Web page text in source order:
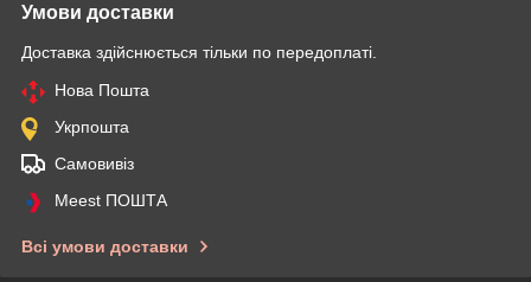
Умови доставки
Доставка здійснюється тільки по передоплаті.
Нова Пошта
Укрпошта
Самовивіз
Meest ПОШТА
Всі умови доставки